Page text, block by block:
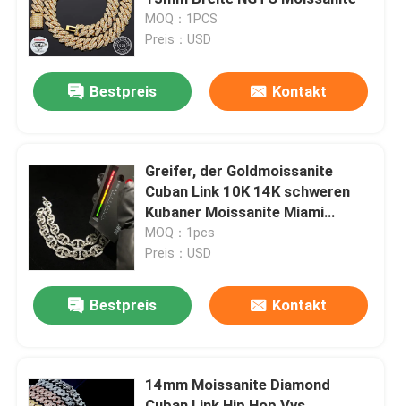
Fabrik-Ausflug
Qualitätskontrolle
Treten Sie mit uns in Verbindung
Nachrichten
Fälle
Moissanite Diamond Watch
MOQ：1PCS
Preis：USD
Bestpreis Kontakt
Greifer, der Goldmoissanite
Cuban Link 10K 14K schweren
Kubaner Moissanite Miami
einstellt
MOQ：1pcs
Preis：USD
Bestpreis Kontakt
14mm Moissanite Diamond